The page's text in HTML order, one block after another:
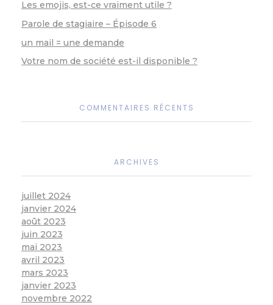
Les emojis, est-ce vraiment utile ?
Parole de stagiaire – Épisode 6
un mail = une demande
Votre nom de société est-il disponible ?
COMMENTAIRES RÉCENTS
ARCHIVES
juillet 2024
janvier 2024
août 2023
juin 2023
mai 2023
avril 2023
mars 2023
janvier 2023
novembre 2022